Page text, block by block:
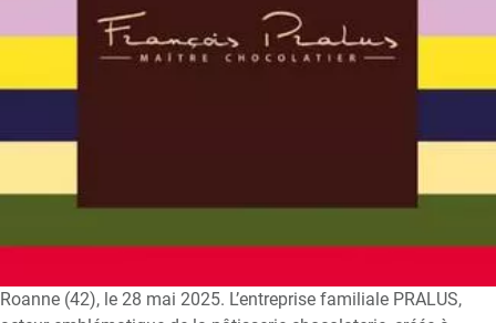
Roanne (42), le 28 mai 2025. L’entreprise familiale PRALUS,